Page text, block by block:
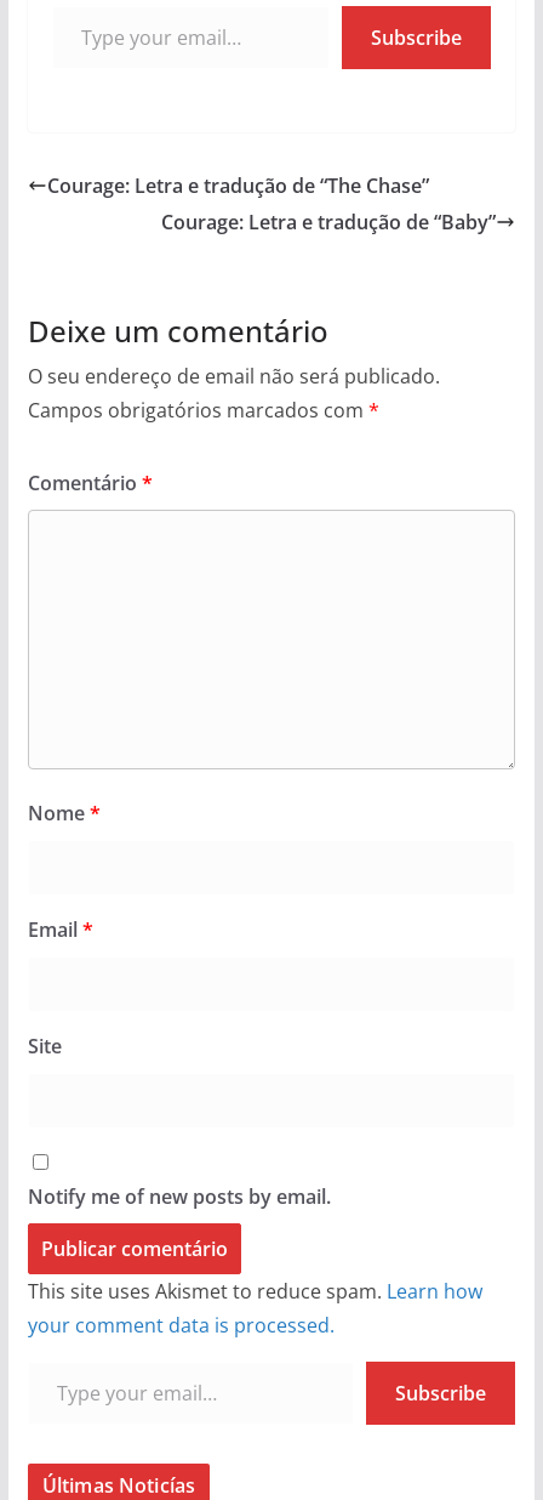
Subscribe
Courage: Letra e tradução de “The Chase”
Courage: Letra e tradução de “Baby”
Deixe um comentário
O seu endereço de email não será publicado.
Campos obrigatórios marcados com *
Comentário *
Nome*
Email*
Site
Notify me of new posts by email.
This site uses Akismet to reduce spam. Learn how
your comment data is processed.
Subscribe
Últimas Noticías